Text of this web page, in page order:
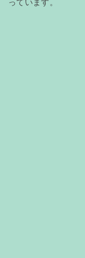
っています。